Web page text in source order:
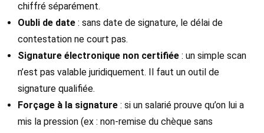
chiffré séparément.
Oubli de date : sans date de signature, le délai de
contestation ne court pas.
Signature électronique non certifiée : un simple scan
n’est pas valable juridiquement. Il faut un outil de
signature qualifiée.
Forçage à la signature : si un salarié prouve qu’on lui a
mis la pression (ex : non-remise du chèque sans